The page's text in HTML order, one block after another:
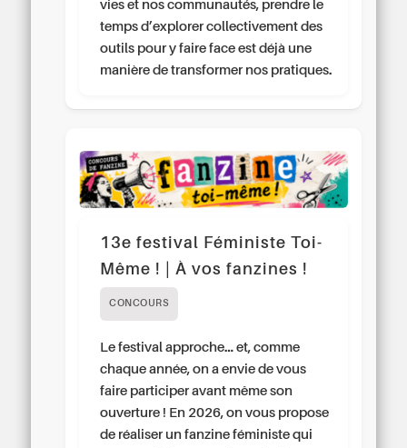
vies et nos communautés, prendre le
temps d’explorer collectivement des
outils pour y faire face est déjà une
manière de transformer nos pratiques.
13e festival Féministe Toi-
Même ! | À vos fanzines !
CONCOURS
Le festival approche… et, comme
chaque année, on a envie de vous
faire participer avant même son
ouverture ! En 2026, on vous propose
de réaliser un fanzine féministe qui